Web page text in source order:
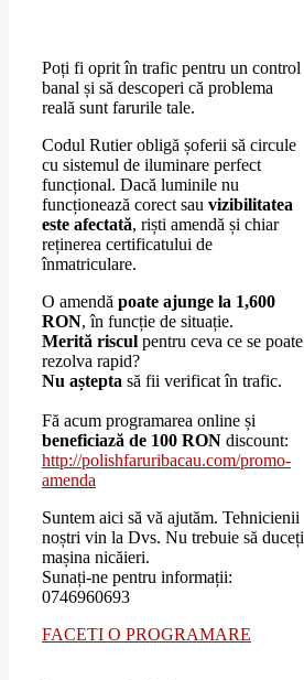
Poți fi oprit în trafic pentru un control
banal și să descoperi că problema
reală sunt farurile tale.
Codul Rutier obligă șoferii să circule
cu sistemul de iluminare perfect
funcțional. Dacă luminile nu
funcționează corect sau vizibilitatea
este afectată, riști amendă și chiar
reținerea certificatului de
înmatriculare.
O amendă poate ajunge la 1,600
RON, în funcție de situație.
Merită riscul pentru ceva ce se poate
rezolva rapid?
Nu aștepta să fii verificat în trafic.
Fă acum programarea online și
beneficiază de 100 RON discount:
http://polishfaruribacau.com/promo-
amenda
Suntem aici să vă ajutăm. Tehnicienii
noștri vin la Dvs. Nu trebuie să duceți
mașina nicăieri.
Sunați-ne pentru informații:
0746960693
FACETI O PROGRAMARE